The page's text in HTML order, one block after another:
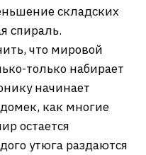
складских
спираль.
что мировой
только набирает
начинает
как многие
остается
утюга раздаются